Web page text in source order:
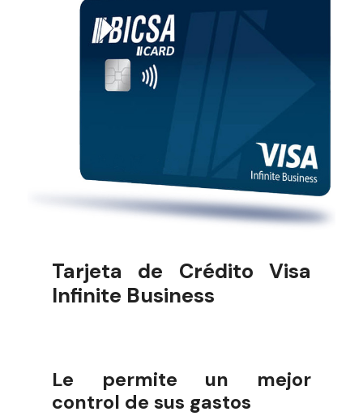
Tarjeta de Crédito Visa
Infinite Business
Le permite un mejor
control de sus gastos